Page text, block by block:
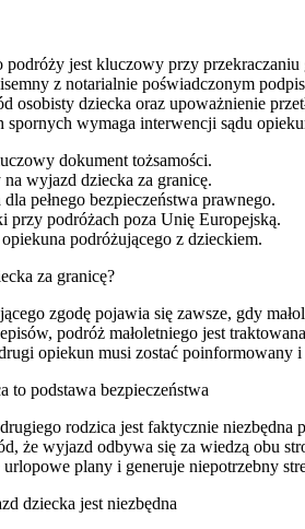
jest kluczowy przy przekraczaniu
z notarialnie poświadczonym
osobisty dziecka oraz upoważnienie
wymaga interwencji sądu
dokument tożsamości.
wyjazd dziecka za granicę.
pełnego bezpieczeństwa prawnego.
przy podróżach poza Unię Europejską.
podróżującego z dzieckiem.
za granicę?
zgodę pojawia się zawsze, gdy
podróż małoletniego jest
opiekun musi zostać
to podstawa bezpieczeństwa
rodzica jest faktycznie
że wyjazd odbywa się za wiedzą obu
plany i generuje niepotrzebny
dziecka jest niezbędna